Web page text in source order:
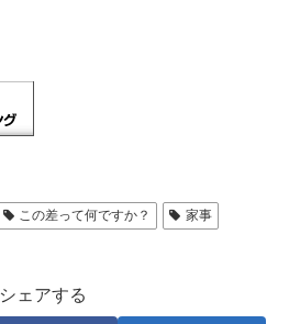
この差って何ですか？
家事
シェアする